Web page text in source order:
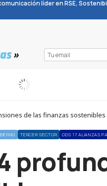
líder en RSE,
»
TERCER SECTOR ODS 17 ALIANZAS